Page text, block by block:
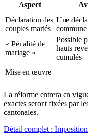
Aspect
Déclaration des
couples mariés
Une
commune
« Pénalité de
mariage »
Possible
hauts
cumulés
Mise en œuvre —
La réforme entrera en
exactes seront fixées par
cantonales.
Détail complet :